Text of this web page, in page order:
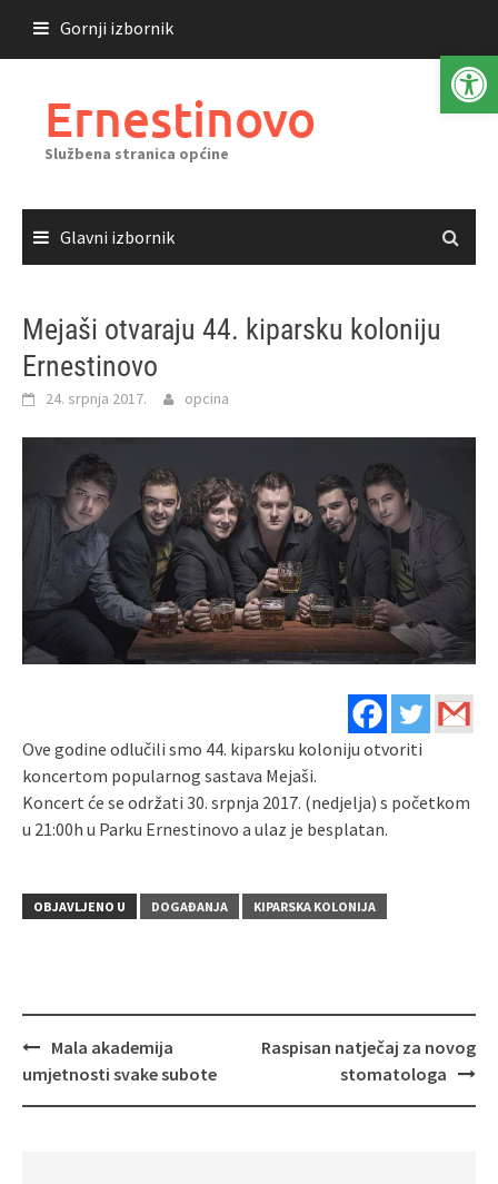
sadržaja
Gornji izbornik
Ernestinovo
Službena stranica općine
Glavni izbornik
Mejaši otvaraju 44. kiparsku koloniju
Ernestinovo
24. srpnja 2017. opcina
Ove godine odlučili smo 44. kiparsku koloniju otvoriti
koncertom popularnog sastava Mejaši.
Koncert će se održati 30. srpnja 2017. (nedjelja) s početkom
u 21:00h u Parku Ernestinovo a ulaz je besplatan.
OBJAVLJENO U DOGAĐANJA KIPARSKA KOLONIJA
Navigacija
objava
Mala akademija
umjetnosti svake subote
Raspisan natječaj za novog
stomatologa